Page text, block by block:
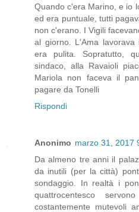
Quando c'era Marino, e io
ed era puntuale, tutti
non c'erano. I Vigili
al giorno. L'Ama
era pulita. Sopratutto,
sindaco, alla Ravaioli
Mariola non faceva il
pagare da Tonelli
Rispondi
Anonimo marzo 31, 2017
Da almeno tre anni il
da inutili (per la città)
sondaggio. In realtà i
quattrocentesco
costantemente mutevoli